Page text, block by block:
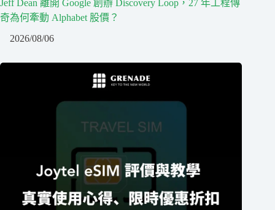
Jeff Dean 離開 Google 創辦 Discovery Loop，27 年工程傳
奇為何牽動 Alphabet 股價？
2026/08/06